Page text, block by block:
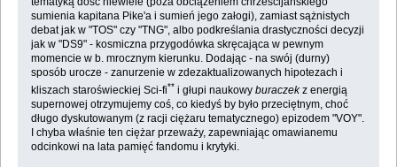
sumienia kapitana Pike'a i sumień jego załogi), zamiast sążnistych
debat jak w "TOS" czy "TNG", albo podkreślania drastyczności decyzji
jak w "DS9" - kosmiczna przygodówka skręcająca w pewnym
momencie w b. mrocznym kierunku. Dodając - na swój (durny)
sposób urocze - zanurzenie w zdezaktualizowanych hipotezach i
kliszach staroświeckiej Sci-fi** i głupi naukowy buraczekz energią
supernowej otrzymujemy coś, co kiedyś by było przeciętnym, choć
długo dyskutowanym (z racji ciężaru tematycznego) epizodem "VOY".
I chyba właśnie ten ciężar przeważy, zapewniając omawianemu
odcinkowi na lata pamięć fandomu i krytyki.